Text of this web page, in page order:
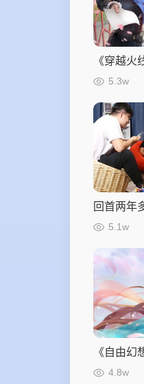
《穿越火
FPS和向
5.3w
回首两年
声》很难
5.1w
《自由幻
与包装宣
4.8w